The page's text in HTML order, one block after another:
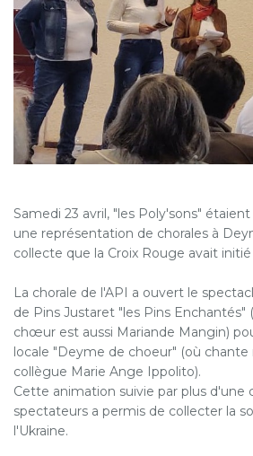
Samedi 23 avril, "les Poly'sons"
une représentation de chorales à
collecte que la Croix Rouge avait
La chorale de l'API a ouvert le
de Pins Justaret "les Pins Enchantés"
chœur est aussi Mariande Mangin)
locale "Deyme de choeur" (où
collègue Marie Ange Ippolito).
Cette animation suivie par plus d'une
spectateurs a permis de collecter la
l'Ukraine.